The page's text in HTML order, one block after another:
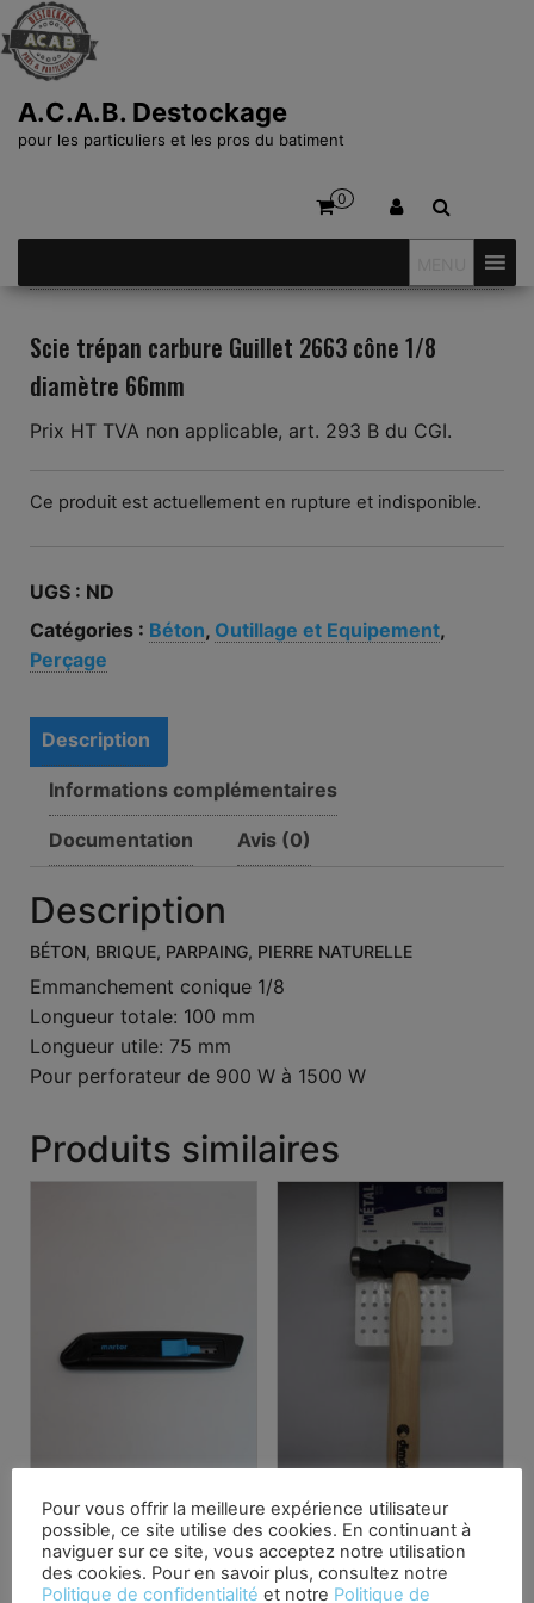
A.C.A.B. Destockage
pour les particuliers et les pros du batiment
0
Scie trépan carbure Guillet 2663 cône 1/8
diamètre 66mm
Prix HT TVA non applicable, art. 293 B du CGI.
Ce produit est actuellement en rupture et indisponible.
UGS : ND
Catégories : Béton, Outillage et Equipement,
Perçage
Description
Informations complémentaires
Documentation Avis (0)
Description
BÉTON, BRIQUE, PARPAING, PIERRE NATURELLE
Emmanchement conique 1/8
Longueur totale: 100 mm
Longueur utile: 75 mm
Pour perforateur de 900 W à 1500 W
Produits similaires
Cutter lame rétractable
semi-automatique
Marteau à garnir Dimos
135541
Pour vous offrir la meilleure expérience utilisateur
possible, ce site utilise des cookies. En continuant à
naviguer sur ce site, vous acceptez notre utilisation
des cookies. Pour en savoir plus, consultez notre
Politique de confidentialité et notre Politique de